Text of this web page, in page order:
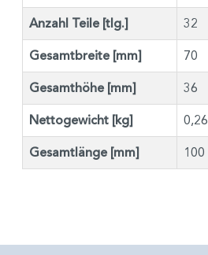
Anzahl Teile [tlg.] 32
Gesamtbreite [mm] 70
Gesamthöhe [mm] 36
Nettogewicht [kg] 0,26
Gesamtlänge [mm] 100